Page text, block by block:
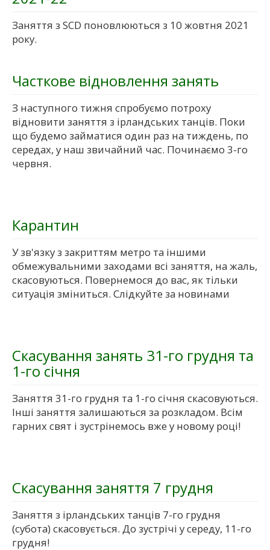
Заняття з SCD поновлюються з 10 жовтня 2021
року.
Часткове відновлення занять
З наступного тижня спробуємо потроху
відновити заняття з ірландських танців. Поки
що будемо займатися один раз на тиждень, по
середах, у наш звичайний час. Починаємо 3-го
червня.
Карантин
У зв'язку з закриттям метро та іншими
обмежувальними заходами всі заняття, на жаль,
скасовуються. Повернемося до вас, як тільки
ситуація зміниться. Слідкуйте за новинами
Скасування занять 31-го грудня та
1-го січня
Заняття 31-го грудня та 1-го січня скасовуються.
Інші заняття залишаються за розкладом. Всім
гарних свят і зустрінемось вже у новому році!
Скасування заняття 7 грудня
Заняття з ірландських танців 7-го грудня
(субота) скасовується. До зустрічі у середу, 11-го
грудня!